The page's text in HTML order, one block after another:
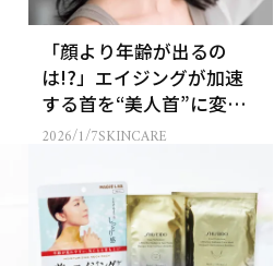
「顔より年齢が出るの
は!?」エイジングが加速
する首を“美人首”に変え
る正解ケアとは
2026/1/7SKINCARE